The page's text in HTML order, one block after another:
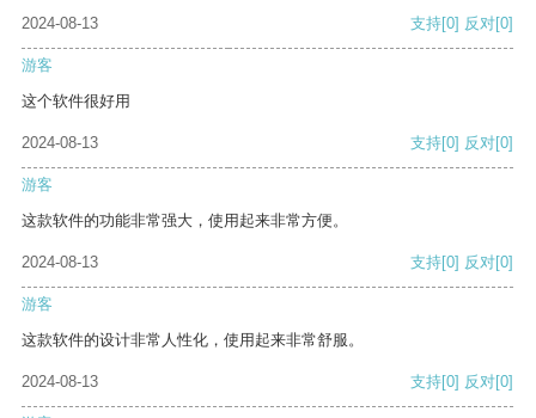
2024-08-13
支持[0] 反对[0]
游客
这个软件很好用
2024-08-13 支持[0] 反对[0]
游客
这款软件的功能非常强大，使用起来非常方便。
2024-08-13 支持[0] 反对[0]
游客
这款软件的设计非常人性化，使用起来非常舒服。
2024-08-13 支持[0] 反对[0]